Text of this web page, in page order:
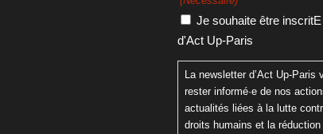
Je souhaite être
d'Act Up-Paris
La newsletter d’Act Up-Paris
rester informé·e de nos
actualités liées à la lutte
droits humains et la